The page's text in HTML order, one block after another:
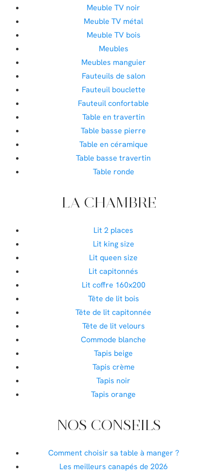
Meuble TV noir
Meuble TV métal
Meuble TV bois
Meubles
Meubles manguier
Fauteuils de salon
Fauteuil bouclette
Fauteuil confortable
Table en travertin
Table basse pierre
Table en céramique
Table basse travertin
Table ronde
LA CHAMBRE
Lit 2 places
Lit king size
Lit queen size
Lit capitonnés
Lit coffre 160x200
Tête de lit bois
Tête de lit capitonnée
Tête de lit velours
Commode blanche
Tapis beige
Tapis crème
Tapis noir
Tapis orange
NOS CONSEILS
Comment choisir sa table à manger ?
Les meilleurs canapés de 2026